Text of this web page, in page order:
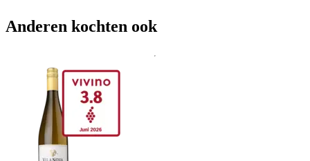
Anderen kochten ook